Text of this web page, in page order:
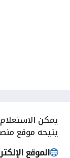
يمكن
يتيحه موقع
الموقع